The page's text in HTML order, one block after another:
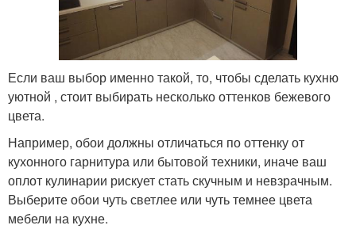
Если ваш выбор именно такой, то, чтобы сделать кухню
уютной , стоит выбирать несколько оттенков бежевого
цвета.
Например, обои должны отличаться по оттенку от
кухонного гарнитура или бытовой техники, иначе ваш
оплот кулинарии рискует стать скучным и невзрачным.
Выберите обои чуть светлее или чуть темнее цвета
мебели на кухне.